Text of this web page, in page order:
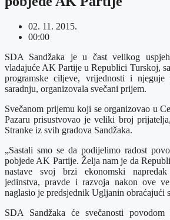
02. 11. 2015.
00:00
SDA Sandžaka je u čast velikog
vladajuće AK Partije u Republici Turskoj,
programske ciljeve, vrijednosti i njeguje
saradnju, organizovala svečani prijem.
Svečanom prijemu koji se organizovao u
Pazaru prisustvovao je veliki broj
Stranke iz svih gradova Sandžaka.
„Sastali smo se da podijelimo radost
pobjede AK Partije. Želja nam je da
nastave svoj brzi ekonomski
jedinstva, pravde i razvoja nakon ove
naglasio je predsjednik Ugljanin obraćajući
SDA Sandžaka će svečanosti